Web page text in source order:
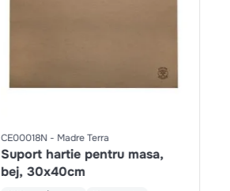
CE00018N Madre Terra
Suport hartie pentru masa,
bej, 30x40cm